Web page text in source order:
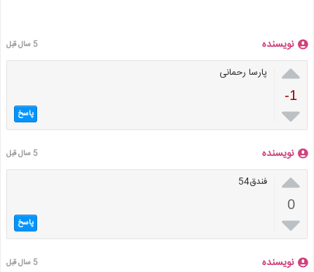
نویسنده 5 سال قبل

-1

پارسا رحمانی
پاسخ
نویسنده 5 سال قبل

0

فندق54
پاسخ
نویسنده 5 سال قبل